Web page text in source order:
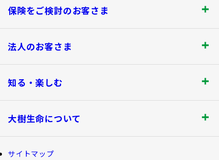
ご契約者さま トップ
お手続きのご案内
保険金・給付金のお支払いについて
契約内容の確認・変更
書類の再発行
満期保険金などのご請求
資金の引出し
保険料の払込み・貸付金のご返済
保険をご検討のお客さま
保険をご検討のお客さま トップ
商品を選ぶ
探してみよう！あなたにぴったりな保険
生命保険商品一覧
損害保険商品
法人のお客さま
法人のお客さま トップ
各都道府県中小企業団体中央会の会員の
皆さま
福利厚生制度関連
知る・楽しむ
知る・楽しむ トップ
大樹生命ブログ
大樹生命について
大樹生命について トップ
サイトマップ